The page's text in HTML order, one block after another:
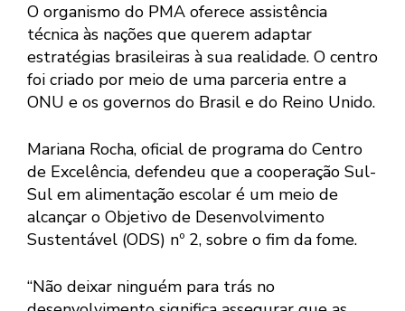
O organismo do PMA oferece assistência
técnica às nações que querem adaptar
estratégias brasileiras à sua realidade. O centro
foi criado por meio de uma parceria entre a
ONU e os governos do Brasil e do Reino Unido.
Mariana Rocha, oficial de programa do Centro
de Excelência, defendeu que a cooperação Sul-
Sul em alimentação escolar é um meio de
alcançar o Objetivo de Desenvolvimento
Sustentável (ODS) nº 2, sobre o fim da fome.
“Não deixar ninguém para trás no